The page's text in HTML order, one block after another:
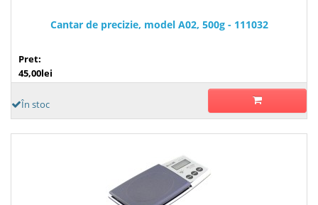
Cantar de precizie, model A02, 500g - 111032
Pret:
45,00lei
În stoc